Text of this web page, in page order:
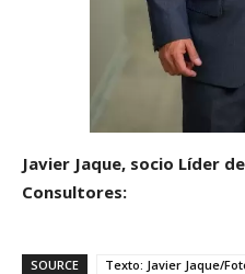
Javier Jaque, socio Líder
Consultores:
SOURCE
Texto: Javier Jaque/